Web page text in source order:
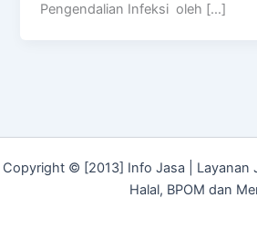
Pengendalian Infeksi oleh […]
Copyright © [2013] Info Jasa | Layanan
Halal, BPOM dan